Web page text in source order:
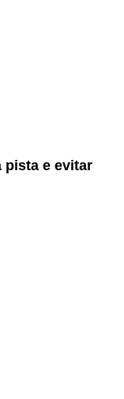
pista e evitar